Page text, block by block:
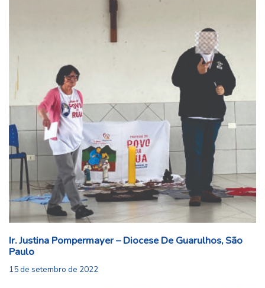
Ir. Justina Pompermayer – Diocese De Guarulhos, São
Paulo
15 de setembro de 2022